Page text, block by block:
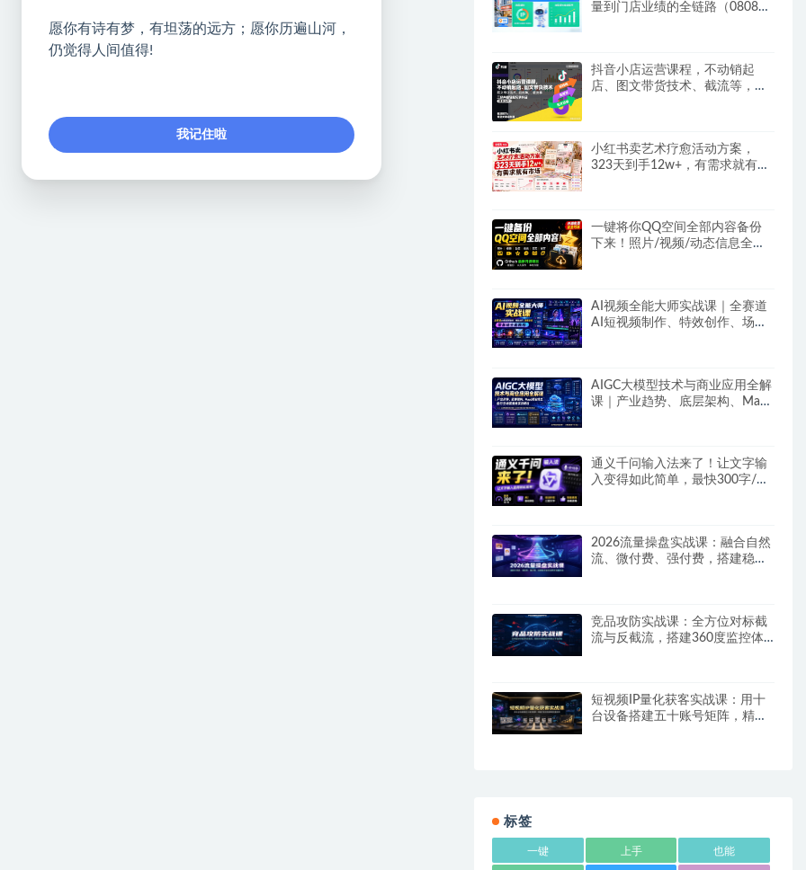
量到门店业绩的全链路（0808更
抖音小店运营课程，不动销起
店、图文带货技术、截流等，三
小红书卖艺术疗愈活动方案，
323天到手12w+，有需求就有市
一键将你QQ空间全部内容备份
下来！照片/视频/动态信息全存
AI视频全能大师实战课｜全赛道
AI短视频制作、特效创作、场景
AIGC大模型技术与商业应用全解
课｜产业趋势、底层架构、MaaS
通义千问输入法来了！让文字输
入变得如此简单，最快300字/
2026流量操盘实战课：融合自然
流、微付费、强付费，搭建稳定
竞品攻防实战课：全方位对标截
流与反截流，搭建360度监控体
短视频IP量化获客实战课：用十
台设备搭建五十账号矩阵，精准
标签
一键 上手 也能
愿你有诗有梦，有坦荡的远方；愿你历遍山河，
仍觉得人间值得!
我记住啦